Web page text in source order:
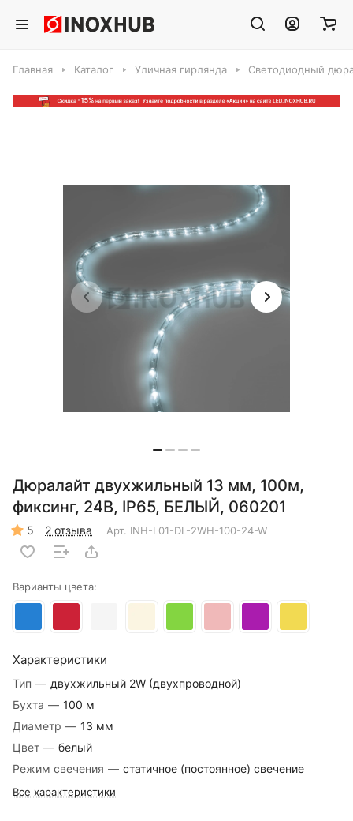
Главная Каталог Уличная гирлянда Светодиодный
Дюралайт двухжильный 13 мм, 100м,
фиксинг, 24В, IP65, БЕЛЫЙ, 060201
5 2 отзыва Арт. INH-L01-DL-2WH-100-24-W
Варианты цвета:
Характеристики
Тип — двухжильный 2W (двухпроводной)
Бухта — 100 м
Диаметр — 13 мм
Цвет — белый
Режим свечения — статичное (постоянное) свечение
Все характеристики